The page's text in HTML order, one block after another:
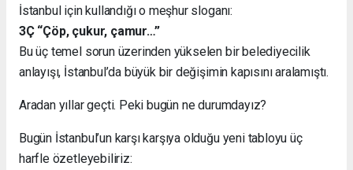
İstanbul için kullandığı o meşhur sloganı:
3Ç “Çöp, çukur, çamur…”
Bu üç temel sorun üzerinden yükselen bir belediyecilik
anlayışı, İstanbul’da büyük bir değişimin kapısını aralamıştı.
Aradan yıllar geçti. Peki bugün ne durumdayız?
Bugün İstanbul’un karşı karşıya olduğu yeni tabloyu üç
harfle özetleyebiliriz: